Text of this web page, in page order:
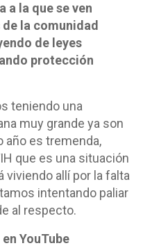
a la que se ven
la comunidad
de leyes
protección
teniendo una
muy grande ya son
año es tremenda,
que es una situación
viviendo allí por la falta
intentando paliar
al respecto.
YouTube